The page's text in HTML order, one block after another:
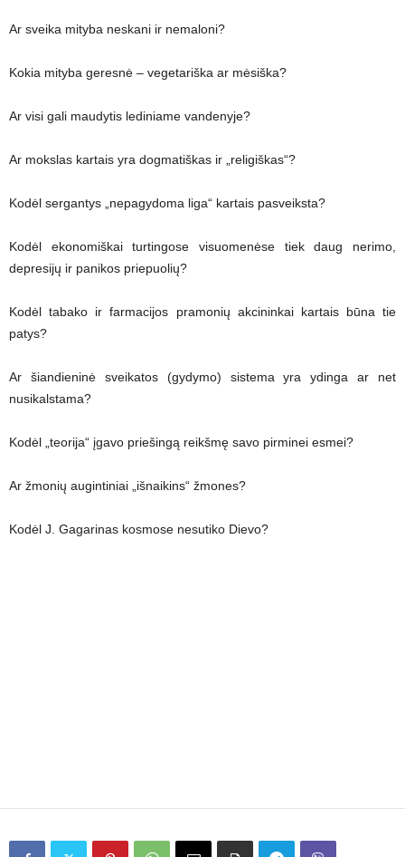
Ar sveika mityba neskani ir nemaloni?
Kokia mityba geresnė – vegetariška ar mėsiška?
Ar visi gali maudytis lediniame vandenyje?
Ar mokslas kartais yra dogmatiškas ir „religiškas“?
Kodėl sergantys „nepagydoma liga“ kartais pasveiksta?
Kodėl ekonomiškai turtingose visuomenėse tiek daug nerimo,
depresijų ir panikos priepuolių?
Kodėl tabako ir farmacijos pramonių akcininkai kartais būna tie
patys?
Ar šiandieninė sveikatos (gydymo) sistema yra ydinga ar net
nusikalstama?
Kodėl „teorija“ įgavo priešingą reikšmę savo pirminei esmei?
Ar žmonių augintiniai „išnaikins“ žmones?
Kodėl J. Gagarinas kosmose nesutiko Dievo?